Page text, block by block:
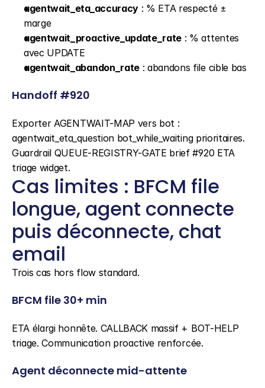
agentwait_eta_accuracy : % ETA respecté ±
marge
agentwait_proactive_update_rate : % attentes
avec UPDATE
agentwait_abandon_rate : abandons file cible bas
Handoff #920
Exporter AGENTWAIT-MAP vers bot :
agentwait_eta_question bot_while_waiting prioritaires.
Guardrail QUEUE-REGISTRY-GATE brief #920 ETA
triage widget.
Cas limites : BFCM file
longue, agent connecte
puis déconnecte, chat
email
Trois cas hors flow standard.
BFCM file 30+ min
ETA élargi honnête. CALLBACK massif + BOT-HELP
triage. Communication proactive renforcée.
Agent déconnecte mid-attente